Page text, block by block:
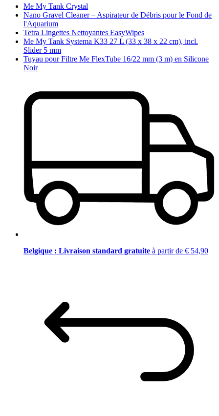
Me My Tank Crystal
Nano Gravel Cleaner – Aspirateur de Débris pour le Fond de
l'Aquarium
Tetra Lingettes Nettoyantes EasyWipes
Me My Tank Systema K33 27 L (33 x 38 x 22 cm), incl.
Slider 5 mm
Tuyau pour Filtre Me FlexTube 16/22 mm (3 m) en Silicone
Noir
Belgique : Livraison standard gratuite à partir de € 54,90